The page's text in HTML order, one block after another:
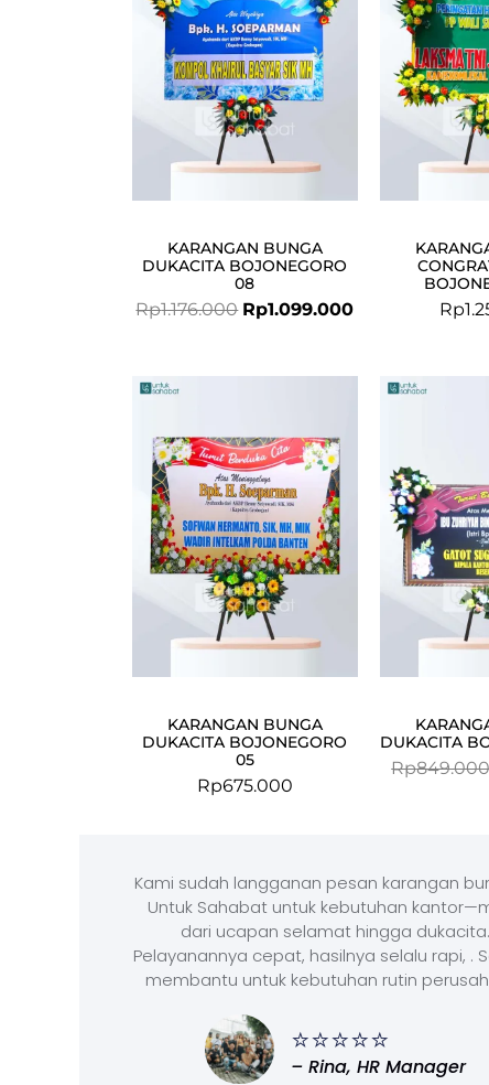
KARANGAN BUNGA
DUKACITA BOJONEGORO
08
Rp1.176.000 Rp1.099.000 Rp
KARANGAN BUNGA
DUKACITA BOJONEGORO
05
Rp675.000
DUKACITA
Rp849.000
Kami sudah langganan pesan karangan
Untuk Sahabat untuk kebutuhan
dari ucapan selamat hingga dukacita.
Pelayanannya cepat, hasilnya selalu rapi, .
membantu untuk kebutuhan rutin
⭐⭐⭐⭐⭐
– Rina, HR Manager